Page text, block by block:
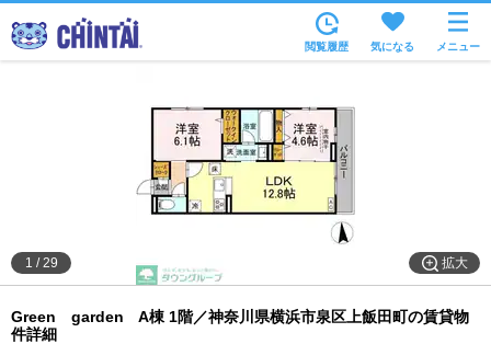
住所から
家賃相場から
通勤通学時間から
TOP
閲覧履歴 気になる メニュー
拡大
1 /29
Green garden A棟 1階／神奈川県横浜市泉区上飯田町の賃貸物
件詳細